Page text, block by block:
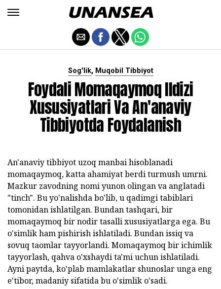
Sog'lik, Muqobil Tibbiyot
Foydali Momaqaymoq Ildizi
Xususiyatlari Va An'anaviy
Tibbiyotda Foydalanish
An'anaviy tibbiyot uzoq manbai hisoblanadi
momaqaymoq, katta ahamiyat berdi turmush umrni.
Mazkur zavodning nomi yunon olingan va anglatadi
"tinch". Bu yo'nalishda bo'lib, u qadimgi tabiblari
tomonidan ishlatilgan. Bundan tashqari, bir
momaqaymoq bir nodir tasalli xususiyatlarga ega. Bu
o'simlik ham pishirish ishlatiladi. Bundan issiq va
sovuq taomlar tayyorlandi. Momaqaymoq bir ichimlik
tayyorlash, qahva o'xshaydi ta'mi uchun ishlatiladi.
Ayni paytda, ko'plab mamlakatlar shunoslar unga eng
e'tibor, madaniy sifatida bu o'simlik o'sadi.